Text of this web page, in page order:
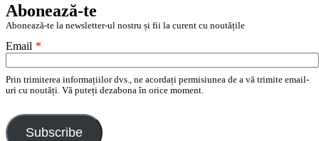
Abonează-te
Abonează-te la newsletter-ul nostru și fii la curent cu noutățile
Email *
Prin trimiterea informațiilor dvs., ne acordați permisiunea de a vă trimite email-
uri cu noutăți. Vă puteți dezabona în orice moment.
Subscribe